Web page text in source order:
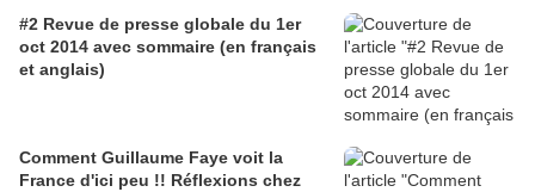
#2 Revue de presse globale du 1er
oct 2014 avec sommaire (en français
et anglais)
Comment Guillaume Faye voit la
France d'ici peu !! Réflexions chez